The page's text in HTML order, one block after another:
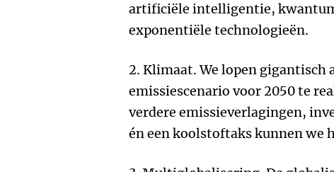
artificiële intelligentie,
exponentiële technologieën.
2. Klimaat. We lopen gigantisch
emissiescenario voor 2050 te
verdere emissieverlagingen,
én een koolstoftaks kunnen we